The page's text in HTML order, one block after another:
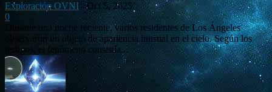
Exploración OVNI - Oct 5, 2025
0
Durante una noche reciente, varios residentes de Los Ángeles
observaron un objeto de apariencia inusual en el cielo. Según los
testigos, el fenómeno consistía...